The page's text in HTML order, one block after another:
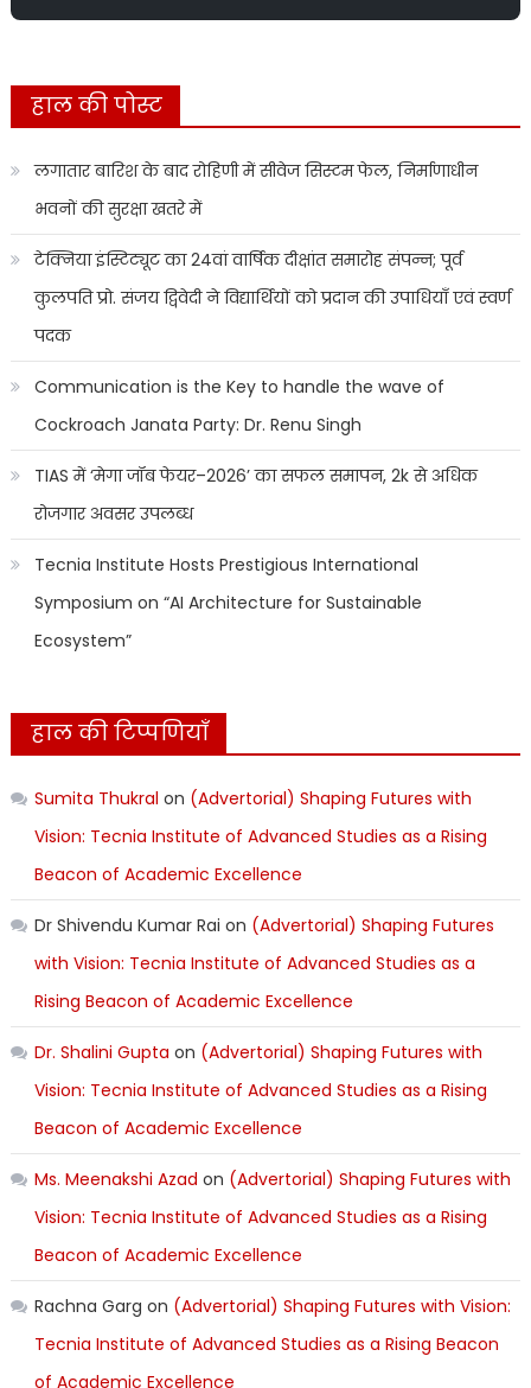
हाल की पोस्ट
लगातार बारिश के बाद रोहिणी में सीवेज सिस्टम फेल, निर्माणाधीन
भवनों की सुरक्षा खतरे में
टेक्निया इंस्टिट्यूट का 24वां वार्षिक दीक्षांत समारोह संपन्न; पूर्व
कुलपति प्रो. संजय द्विवेदी ने विद्यार्थियों को प्रदान की उपाधियाँ एवं स्वर्ण
पदक
Communication is the Key to handle the wave of
Cockroach Janata Party: Dr. Renu Singh
TIAS में ‘मेगा जॉब फेयर–2026’ का सफल समापन, 2k से अधिक
रोजगार अवसर उपलब्ध
Tecnia Institute Hosts Prestigious International
Symposium on “AI Architecture for Sustainable
Ecosystem”
हाल की टिप्पणियाँ
Sumita Thukral on (Advertorial) Shaping Futures with
Vision: Tecnia Institute of Advanced Studies as a Rising
Beacon of Academic Excellence
Dr Shivendu Kumar Rai on (Advertorial) Shaping Futures
with Vision: Tecnia Institute of Advanced Studies as a
Rising Beacon of Academic Excellence
Dr. Shalini Gupta on (Advertorial) Shaping Futures with
Vision: Tecnia Institute of Advanced Studies as a Rising
Beacon of Academic Excellence
Ms. Meenakshi Azad on (Advertorial) Shaping Futures with
Vision: Tecnia Institute of Advanced Studies as a Rising
Beacon of Academic Excellence
Rachna Garg on (Advertorial) Shaping Futures with Vision:
Tecnia Institute of Advanced Studies as a Rising Beacon
of Academic Excellence